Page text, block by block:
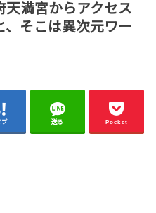
天満宮からアクセス
、そこは異次元ワー
ブ 送る Pocket